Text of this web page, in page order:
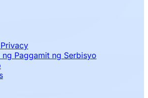
ng Paggamit ng Serbisyo